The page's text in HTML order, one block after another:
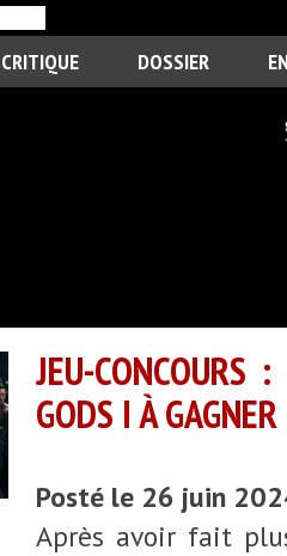
CRITIQUE DOSSIER
JEU-
GODS I À GAGNER
Posté le 26 juin
Après avoir fait